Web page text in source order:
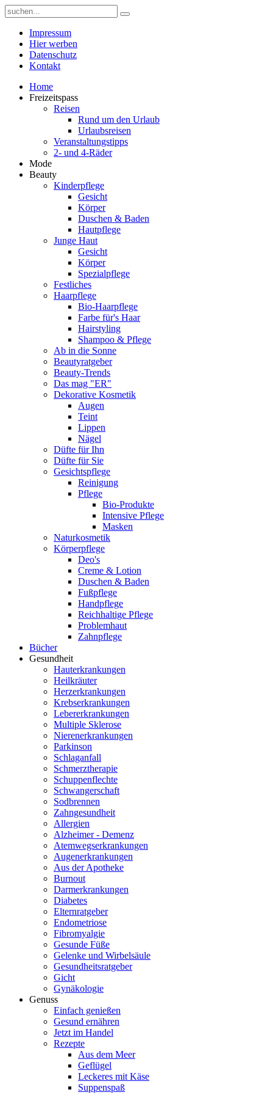
Impressum
Hier werben
Datenschutz
Kontakt
Home
Freizeitspass
Reisen
Rund um den Urlaub
Urlaubsreisen
Veranstaltungstipps
2- und 4-Räder
Mode
Beauty
Kinderpflege
Gesicht
Körper
Duschen & Baden
Hautpflege
Junge Haut
Gesicht
Körper
Spezialpflege
Festliches
Haarpflege
Bio-Haarpflege
Farbe für's Haar
Hairstyling
Shampoo & Pflege
Ab in die Sonne
Beautyratgeber
Beauty-Trends
Das mag "ER"
Dekorative Kosmetik
Augen
Teint
Lippen
Nägel
Düfte für Ihn
Düfte für Sie
Gesichtspflege
Reinigung
Pflege
Bio-Produkte
Intensive Pflege
Masken
Naturkosmetik
Körperpflege
Deo's
Creme & Lotion
Duschen & Baden
Fußpflege
Handpflege
Reichhaltige Pflege
Problemhaut
Zahnpflege
Bücher
Gesundheit
Hauterkrankungen
Heilkräuter
Herzerkrankungen
Krebserkrankungen
Lebererkrankungen
Multiple Sklerose
Nierenerkrankungen
Parkinson
Schlaganfall
Schmerztherapie
Schuppenflechte
Schwangerschaft
Sodbrennen
Zahngesundheit
Allergien
Alzheimer - Demenz
Atemwegserkrankungen
Augenerkrankungen
Aus der Apotheke
Burnout
Darmerkrankungen
Diabetes
Elternratgeber
Endometriose
Fibromyalgie
Gesunde Füße
Gelenke und Wirbelsäule
Gesundheitsratgeber
Gicht
Gynäkologie
Genuss
Einfach genießen
Gesund ernähren
Jetzt im Handel
Rezepte
Aus dem Meer
Geflügel
Leckeres mit Käse
Suppenspaß